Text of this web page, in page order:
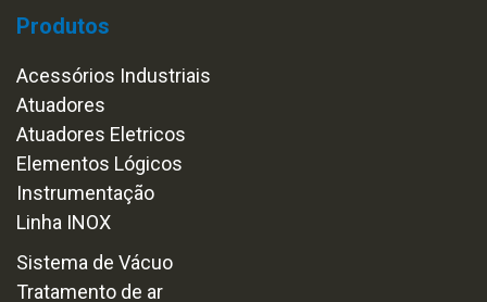
Produtos
Acessórios Industriais
Atuadores
Atuadores Eletricos
Elementos Lógicos
Instrumentação
Linha INOX
Sistema de Vácuo
Tratamento de ar